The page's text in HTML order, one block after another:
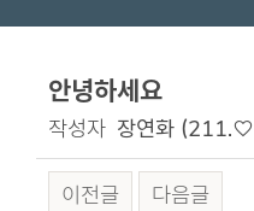
안녕하세요
작성자 장연화
이전글 다음글